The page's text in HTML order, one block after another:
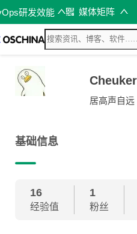
研发效能 媒体矩阵
Cheuker
居高声自远
基础信息
16
经验值
1
粉丝